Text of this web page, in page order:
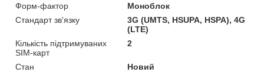
Форм-фактор
Моноблок
Стандарт зв'язку
3G (UMTS, HSUPA, HSPA), 4G
(LTE)
Кількість підтримуваних
SIM-карт
2
Стан
Новий